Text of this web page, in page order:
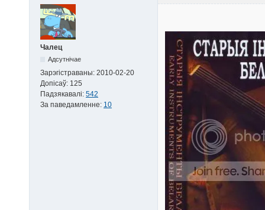
Чалец
Адсутнічае
Зарэгістраваны: 2010-02-20
Допісаў: 125
Падзякавалі: 542
За паведамленне: 10